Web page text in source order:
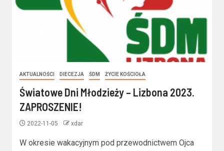
AKTUALNOŚCI DIECEZJA ŚDM ŻYCIE KOŚCIOŁA
Światowe Dni Młodzieży – Lizbona 2023.
ZAPROSZENIE!
2022-11-05 xdar
W okresie wakacyjnym pod przewodnictwem Ojca